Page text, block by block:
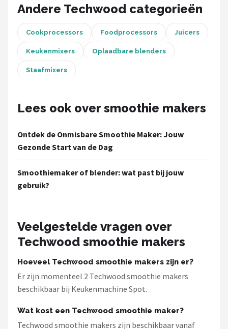
Andere Techwood categorieën
Cookprocessors Foodprocessors Juicers
Keukenmixers Oplaadbare blenders
Staafmixers
Lees ook over smoothie makers
Ontdek de Onmisbare Smoothie Maker: Jouw
Gezonde Start van de Dag
Smoothiemaker of blender: wat past bij jouw
gebruik?
Veelgestelde vragen over
Techwood smoothie makers
Hoeveel Techwood smoothie makers zijn er?
Er zijn momenteel 2 Techwood smoothie makers
beschikbaar bij Keukenmachine Spot.
Wat kost een Techwood smoothie maker?
Techwood smoothie makers zijn beschikbaar vanaf